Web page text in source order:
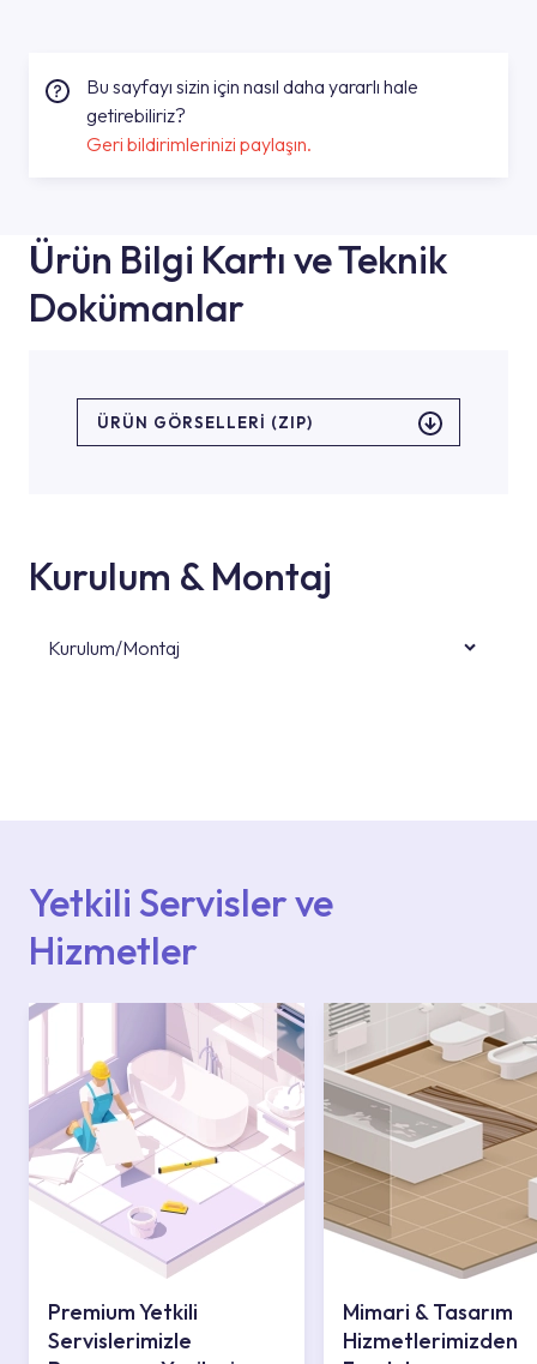
Bu sayfayı sizin için nasıl daha yararlı hale
getirebiliriz?
Geri bildirimlerinizi paylaşın.
Ürün Bilgi Kartı ve Teknik
Dokümanlar
ÜRÜN GÖRSELLERI (ZIP)
Kurulum & Montaj
Kurulum/Montaj
Yetkili Servisler ve
Hizmetler
Premium Yetkili
Servislerimizle
Mimari & Tasarım
Hizmetlerimizden